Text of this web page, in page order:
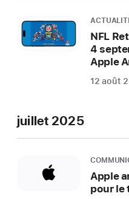
NFL
4
Apple
12 août
juillet 2025
Apple
pour le